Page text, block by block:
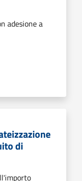
adesione a
di